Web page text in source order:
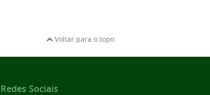
Voltar para o topo
Redes Sociais